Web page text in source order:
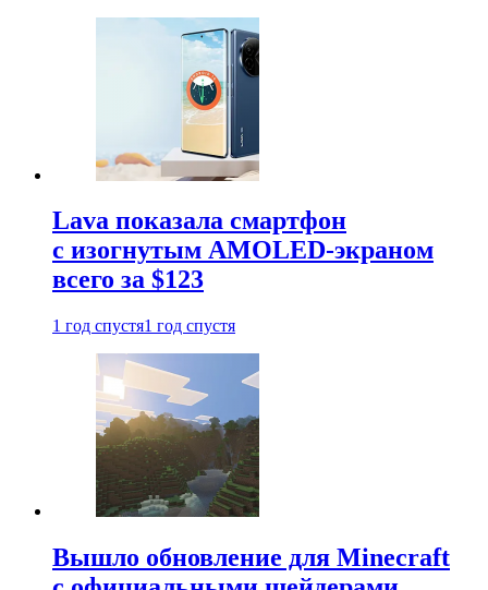
Lava показала смартфон
с изогнутым AMOLED-экраном
всего за $123
1 год спустя1 год спустя
Вышло обновление для Minecraft